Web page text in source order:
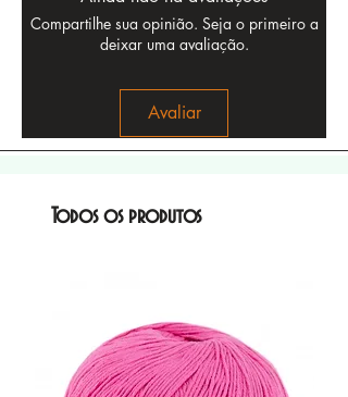
Compartilhe sua opinião. Seja o primeiro a
deixar uma avaliação.
Avaliar
Todos os produtos